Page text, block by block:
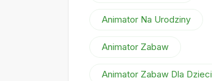
Animator Na Urodziny
Animator Zabaw
Animator Zabaw Dla Dzieci